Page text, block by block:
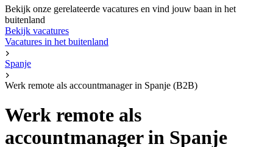
Bekijk onze gerelateerde vacatures en vind jouw baan in het
buitenland
Bekijk vacatures
Vacatures in het buitenland
Spanje
Werk remote als accountmanager in Spanje (B2B)
Werk remote als
accountmanager in Spanje